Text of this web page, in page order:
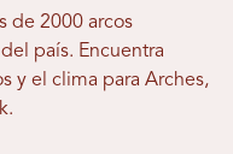
de 2000 arcos
país. Encuentra
y el clima para Arches,